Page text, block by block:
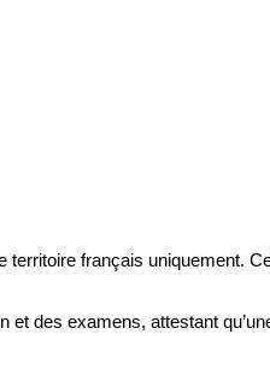
français uniquement.
des examens, attestant